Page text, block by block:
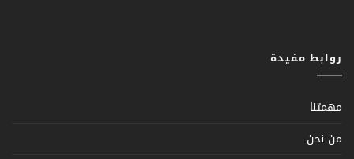
روابط مفيدة
مهمتنا
من نحن